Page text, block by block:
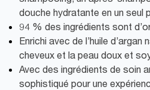
douche hydratante en un seul
94 % des ingrédients sont
Enrichi avec de l’huile
cheveux et la peau doux et
Avec des ingrédients de soin
sophistiqué pour une